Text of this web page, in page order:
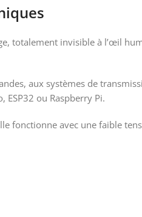
totalement invisible à l’œil
aux systèmes de
ou Raspberry Pi.
fonctionne avec une faible